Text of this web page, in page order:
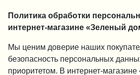
Политика обработки
интернет-магазине «Зеленый
Мы ценим доверие наших
безопасность персональных
приоритетом. В интернет-